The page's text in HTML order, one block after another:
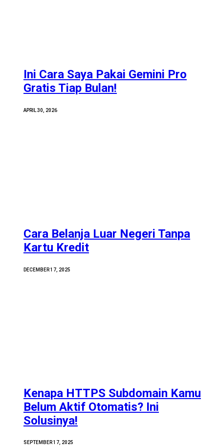
Ini Cara Saya Pakai Gemini Pro
Gratis Tiap Bulan!
APRIL 30, 2026
Cara Belanja Luar Negeri Tanpa
Kartu Kredit
DECEMBER 17, 2025
Kenapa HTTPS Subdomain Kamu
Belum Aktif Otomatis? Ini
Solusinya!
SEPTEMBER 17, 2025